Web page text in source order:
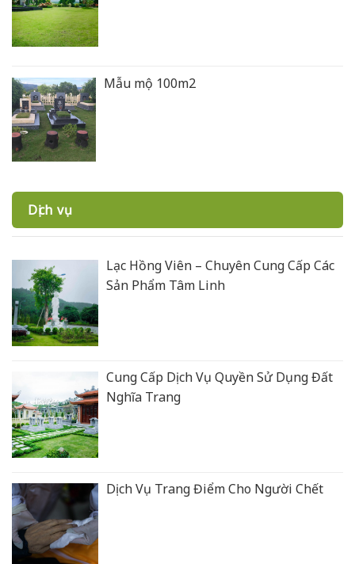
Mẫu mộ 100m2
Dịch vụ
Lạc Hồng Viên – Chuyên Cung Cấp Các
Sản Phẩm Tâm Linh
Cung Cấp Dịch Vụ Quyền Sử Dụng Đất
Nghĩa Trang
Dịch Vụ Trang Điểm Cho Người Chết